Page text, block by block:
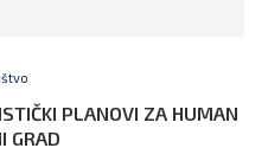
PLANOVI ZA HUMAN
GRAD